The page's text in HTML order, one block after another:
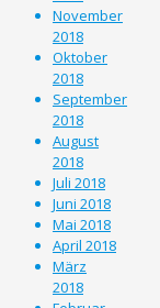
November
2018
Oktober
2018
September
2018
August
2018
Juli 2018
Juni 2018
Mai 2018
April 2018
März
2018